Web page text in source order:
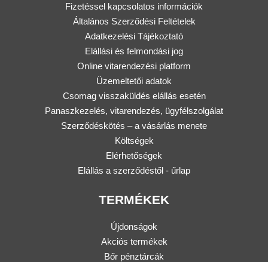
Fizetéssel kapcsolatos információk
Általános Szerződési Feltételek
Adatkezelési Tájékoztató
Elállási és felmondási jog
Online vitarendezési platform
Üzemeltetői adatok
Csomag visszaküldés elállás esetén
Panaszkezelés, vitarendezés, ügyfélszolgálat
Szerződéskötés – a vásárlás menete
Költségek
Elérhetőségek
Elállás a szerződéstől - űrlap
TERMÉKEK
Újdonságok
Akciós termékek
Bőr pénztárcák